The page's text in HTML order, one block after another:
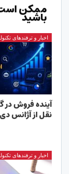
ممکن
باشید
اخبار و ترفندهای
آینده فروش در
نقل از آژانس
اخبار و ترفندهای